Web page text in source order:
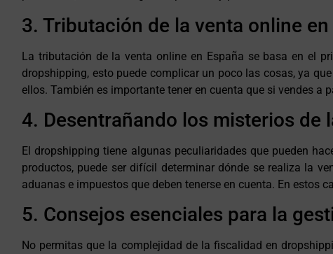
3. Tributación de la venta online en
La tributación de la venta online en España se basa en el
dropshipping, esto puede complicar un poco las cosas, ya
ellos. También es importante tener en cuenta que si vendes a
4. Desentrañando los misterios de
El dropshipping tiene algunas peculiaridades que pueden
productos, puede ser difícil determinar dónde se realiza la
aduanas e impuestos que deben tenerse en cuenta. En estos
5. Consejos esenciales para la
No permitas que la complejidad de la fiscalidad en